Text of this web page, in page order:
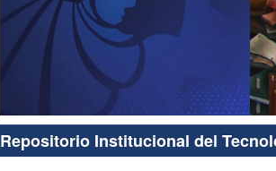
Repositorio Institucional del